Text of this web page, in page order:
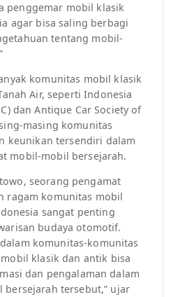
penggemar mobil klasik
agar bisa saling berbagi
tentang mobil-
komunitas mobil klasik
Air, seperti Indonesia
dan Antique Car Society of
masing komunitas
keunikan tersendiri dalam
mobil-mobil bersejarah.
seorang pengamat
ragam komunitas mobil
sangat penting
budaya otomotif.
komunitas-komunitas
klasik dan antik bisa
dan pengalaman dalam
bersejarah tersebut,” ujar